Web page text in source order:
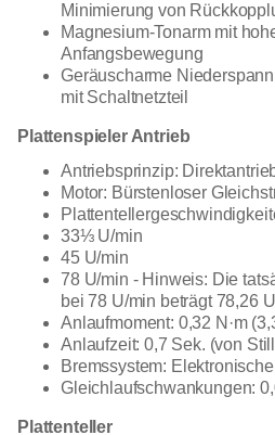
Minimierung von
Magnesium-Tonarm mit
Anfangsbewegung
Geräuscharme
mit Schaltnetzteil
Plattenspieler Antrieb
Antriebsprinzip:
Motor: Bürstenloser
33⅓ U/min
45 U/min
78 U/min - Hinweis: Die
bei 78 U/min beträgt 78,26
Anlaufmoment: 0,32 N·m
Anlaufzeit: 0,7 Sek. (von
Bremssystem:
Gleichlaufschwankungen:
Plattenteller